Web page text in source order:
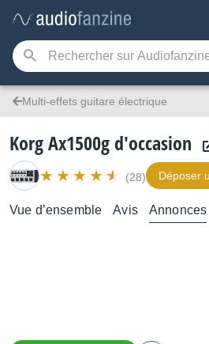
Multi-effets guitare électrique
Korg Ax1500g d'occasion
(28) Déposer
Vue d’ensemble Avis Annonces